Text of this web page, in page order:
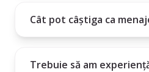
Cât pot câștiga ca
Trebuie să am